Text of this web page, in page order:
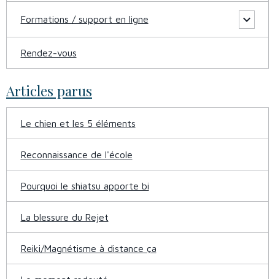
Formations / support en ligne
Rendez-vous
Articles parus
Le chien et les 5 éléments
Reconnaissance de l'école
Pourquoi le shiatsu apporte bi
La blessure du Rejet
Reiki/Magnétisme à distance ça